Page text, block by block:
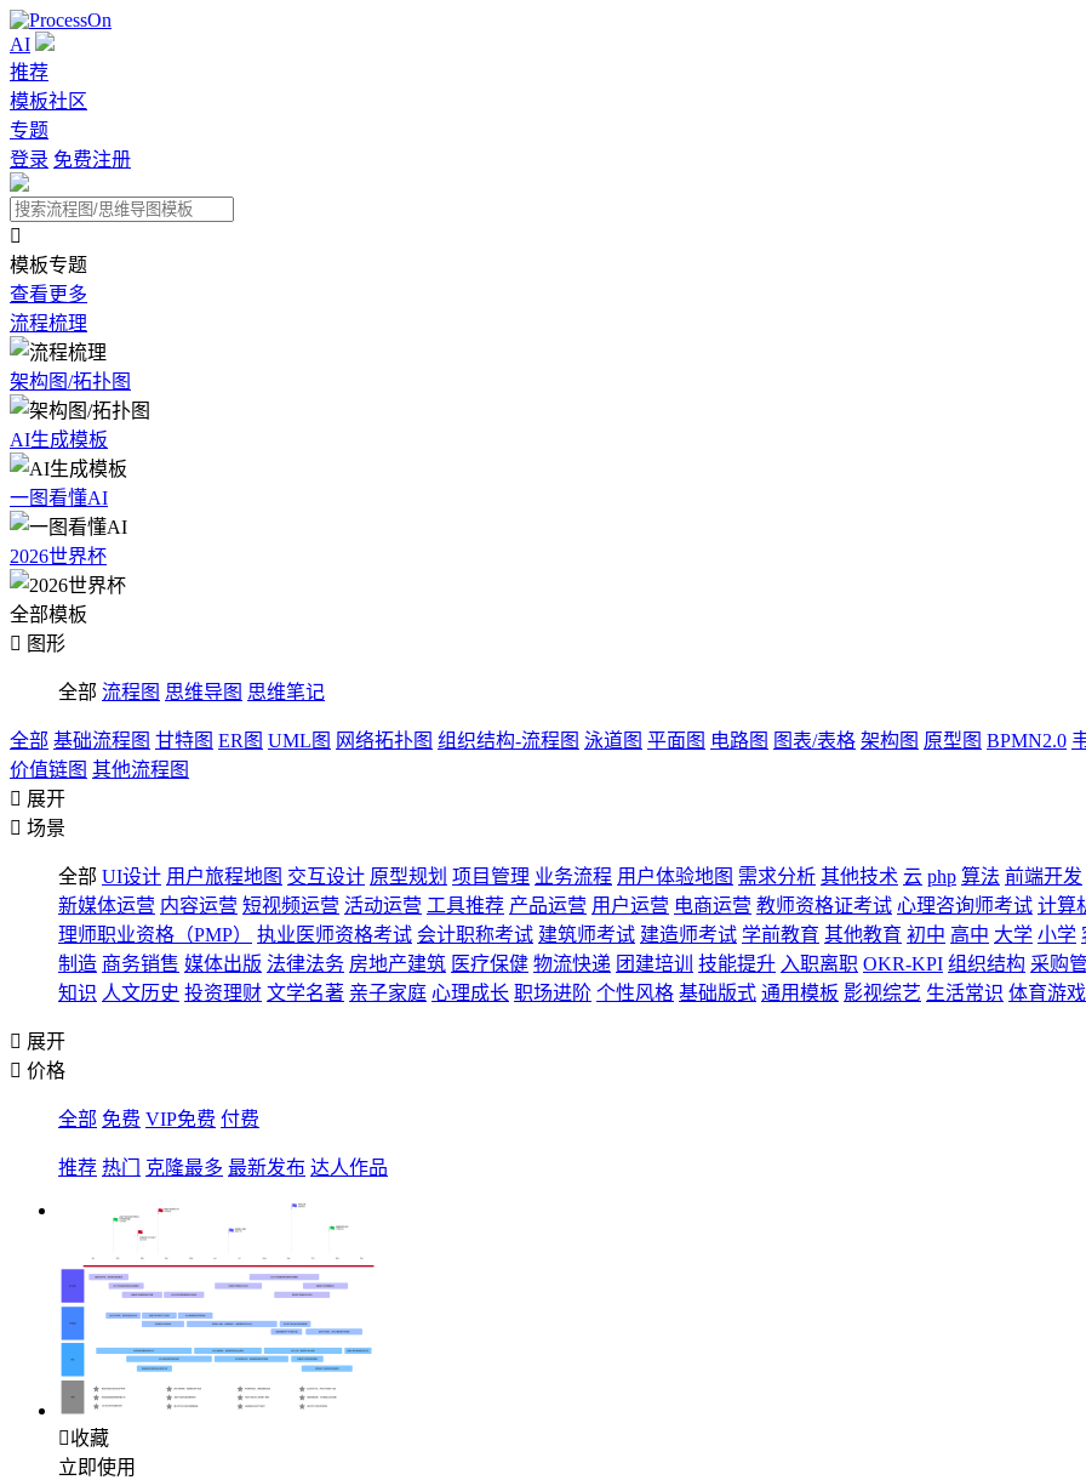
AI
推荐
模板社区
专题
登录 免费注册

模板专题
查看更多
流程梳理
架构图/拓扑图
AI生成模板
一图看懂AI
2026世界杯
全部模板
 图形
全部 流程图 思维导图 思维笔记
全部 基础流程图 甘特图 ER图 UML图 网络拓扑图 组织结构-流程图 泳道图 平面图 电路图 图表/表格 架构图 原型图 BPMN2.0
价值链图 其他流程图
 展开
 场景
全部 UI设计 用户旅程地图 交互设计 原型规划 项目管理 业务流程 用户体验地图 需求分析 其他技术 云 php 算法 前端开发
新媒体运营 内容运营 短视频运营 活动运营 工具推荐 产品运营 用户运营 电商运营 教师资格证考试 心理咨询师考试 计算
理师职业资格（PMP）
执业医师资格考试 会计职称考试 建筑师考试 建造师考试 学前教育 其他教育 初中 高中 大学 小学
制造 商务销售 媒体出版 法律法务 房地产建筑 医疗保健 物流快递 团建培训 技能提升 入职离职 OKR-KPI 组织结构 采购
知识 人文历史 投资理财 文学名著 亲子家庭 心理成长 职场进阶 个性风格 基础版式 通用模板 影视综艺 生活常识 体育游戏
 展开
 价格
全部 免费 VIP免费 付费
推荐 热门 克隆最多 最新发布 达人作品
收藏
立即使用